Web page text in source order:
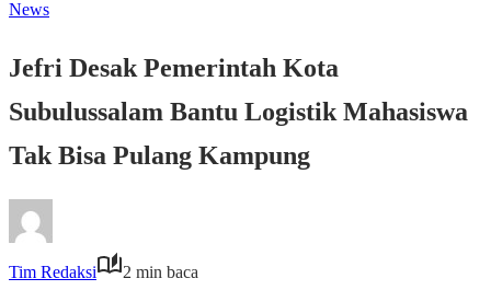
News
Jefri Desak Pemerintah Kota
Subulussalam Bantu Logistik Mahasiswa
Tak Bisa Pulang Kampung
Tim Redaksi
2 min baca